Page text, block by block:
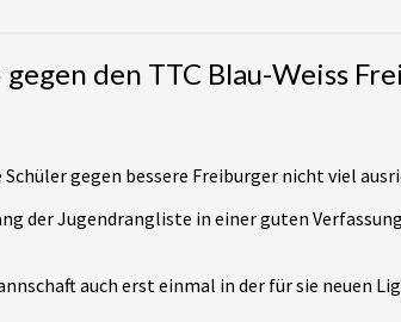
den TTC Blau-Weiss
gegen bessere Freiburger nicht viel
der Jugendrangliste in einer guten
auch erst einmal in der für sie neuen